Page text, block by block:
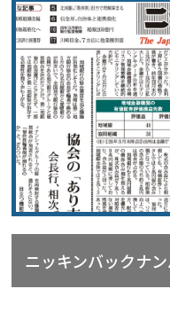
ニッキンバックナ